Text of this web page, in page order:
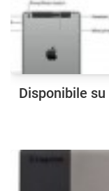
Disponibile